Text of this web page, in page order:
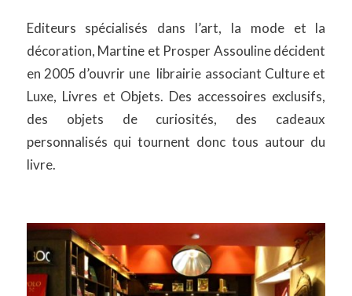
Editeurs spécialisés dans l’art, la mode et la
décoration, Martine et Prosper Assouline décident
en 2005 d’ouvrir une librairie associant Culture et
Luxe, Livres et Objets. Des accessoires exclusifs,
des objets de curiosités, des cadeaux
personnalisés qui tournent donc tous autour du
livre.